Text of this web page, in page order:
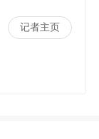
记者主页